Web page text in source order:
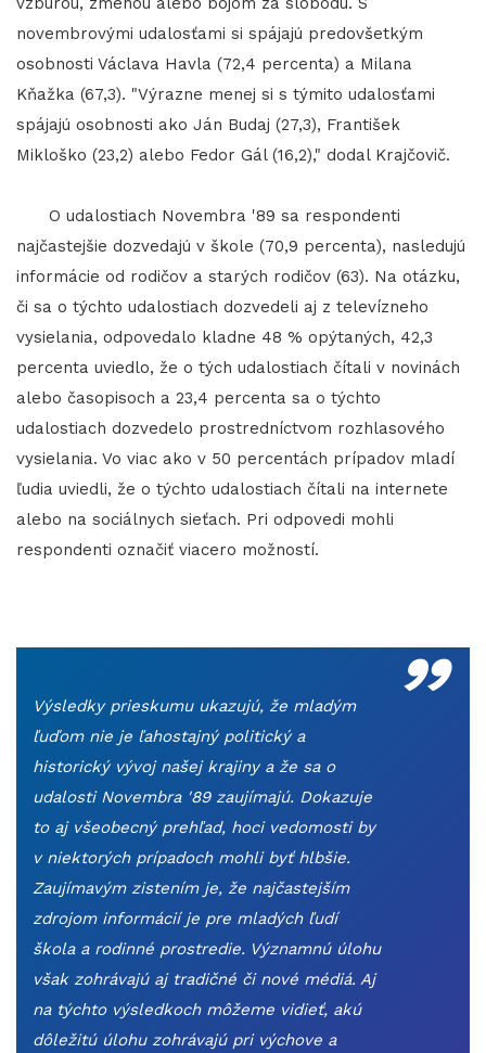
novembrovými udalosťami si spájajú predovšetkým
osobnosti Václava Havla (72,4 percenta) a Milana
Kňažka (67,3). "Výrazne menej si s týmito udalosťami
spájajú osobnosti ako Ján Budaj (27,3), František
Mikloško (23,2) alebo Fedor Gál (16,2)," dodal Krajčovič.
O udalostiach Novembra '89 sa respondenti
najčastejšie dozvedajú v škole (70,9 percenta), nasledujú
informácie od rodičov a starých rodičov (63). Na otázku,
či sa o týchto udalostiach dozvedeli aj z televízneho
vysielania, odpovedalo kladne 48 % opýtaných, 42,3
percenta uviedlo, že o tých udalostiach čítali v novinách
alebo časopisoch a 23,4 percenta sa o týchto
udalostiach dozvedelo prostredníctvom rozhlasového
vysielania. Vo viac ako v 50 percentách prípadov mladí
ľudia uviedli, že o týchto udalostiach čítali na internete
alebo na sociálnych sieťach. Pri odpovedi mohli
respondenti označiť viacero možností.
„
Výsledky prieskumu ukazujú, že mladým
ľuďom nie je ľahostajný politický a
historický vývoj našej krajiny a že sa o
udalosti Novembra '89 zaujímajú. Dokazuje
to aj všeobecný prehľad, hoci vedomosti by
v niektorých prípadoch mohli byť hlbšie.
Zaujímavým zistením je, že najčastejším
zdrojom informácií je pre mladých ľudí
škola a rodinné prostredie. Významnú úlohu
však zohrávajú aj tradičné či nové médiá. Aj
na týchto výsledkoch môžeme vidieť, akú
dôležitú úlohu zohrávajú pri výchove a